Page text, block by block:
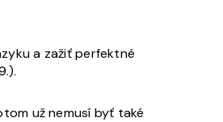
a zažiť perfektné
už nemusí byť také